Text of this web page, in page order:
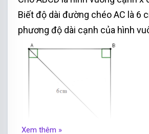
Biết độ dài đường chéo AC là 6
phương độ dài cạnh của hình
Xem thêm »